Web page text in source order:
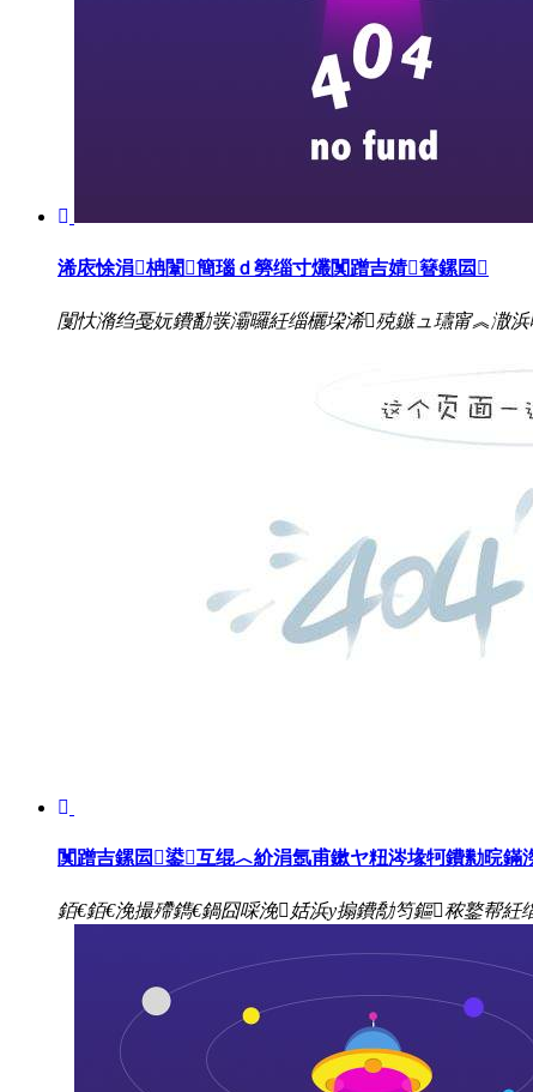
浠庡悇涓柟闈簡瑙ｄ簩缁寸爜闃蹭吉婧簮鏍囩
闅忕潃绉戞妧鐨勫彂灞曪紝缁欐垜浠殑鏃ュ瓙甯︽潵
闃蹭吉鏍囩鍙互绲︿紒涓氬甫鏉ヤ粈涔堟牱鐨勬晥鏋
銆€銆€浼撮殢鐫€鍋囧啋浼姡浜у搧鐨勪笉鏂秾鐜帮